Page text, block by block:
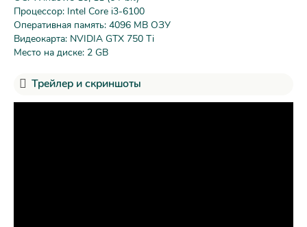
Процессор: Intel Core i3-6100
Оперативная память: 4096 MB ОЗУ
Видеокарта: NVIDIA GTX 750 Ti
Место на диске: 2 GB
Трейлер и скриншоты